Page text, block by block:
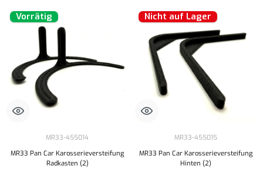
Vorrätig
MR33-455014
MR33 Pan Car Karosserieversteifung
Radkasten (2)
Nicht auf Lager
MR33-455015
MR33 Pan Car Karosserieversteifung
Hinten (2)